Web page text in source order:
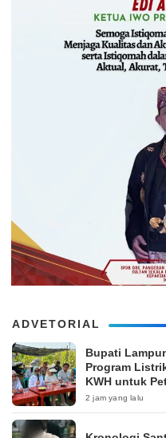
ADVETORIAL
Bupati
Program
KWH untuk
2 jam yang lalu